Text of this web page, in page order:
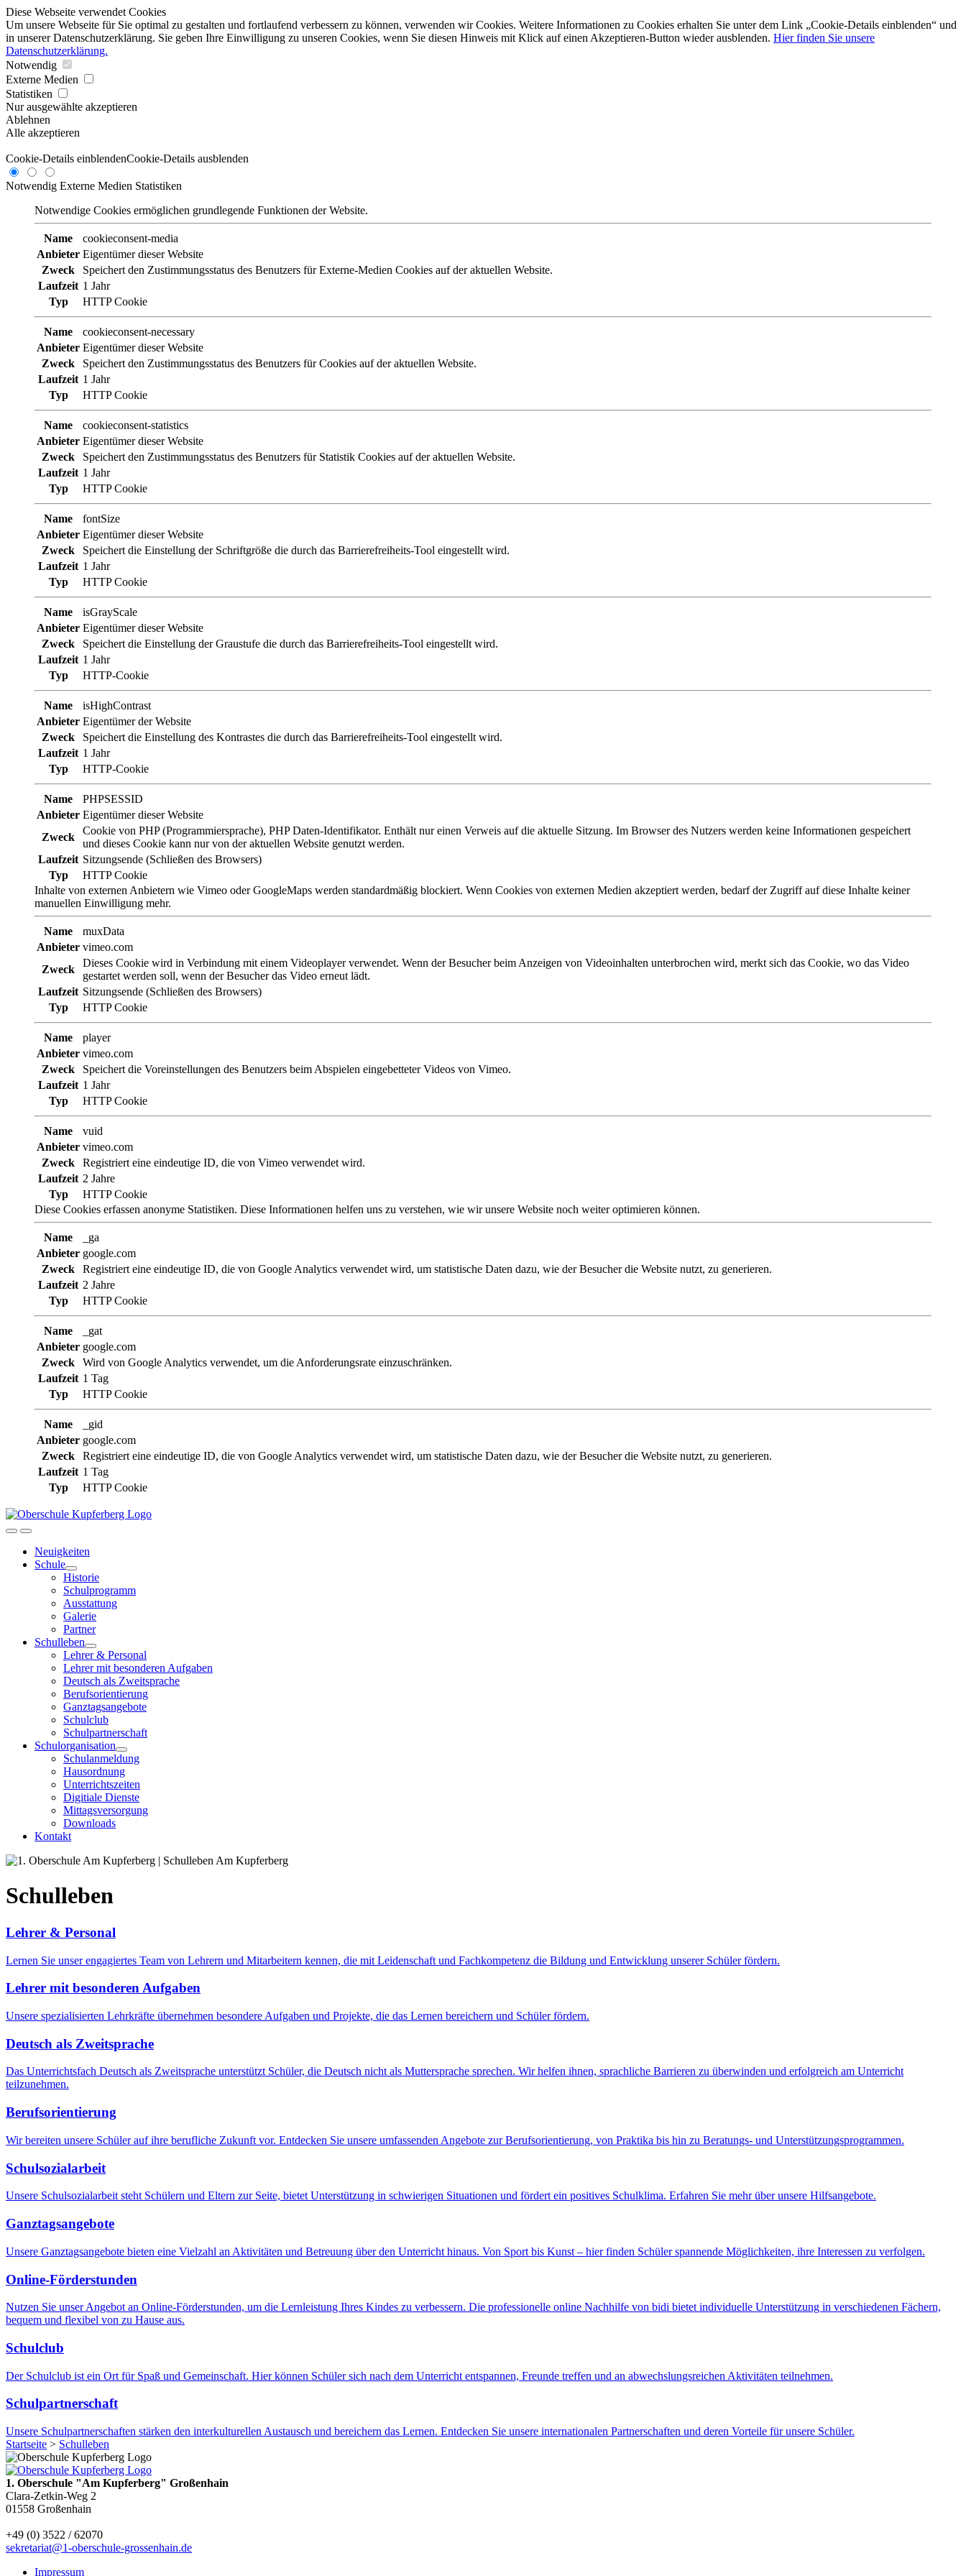
Diese Webseite verwendet Cookies
Um unsere Webseite für Sie optimal zu gestalten und fortlaufend verbessern zu können, verwenden wir Cookies. Weitere Informationen zu Cookies erhalten Sie unter dem Link „Cookie-Details einblenden“ und
in unserer Datenschutzerklärung. Sie geben Ihre Einwilligung zu unseren Cookies, wenn Sie diesen Hinweis mit Klick auf einen Akzeptieren-Button wieder ausblenden. Hier finden Sie unsere
Datenschutzerklärung.
Notwendig
Externe Medien
Statistiken
Nur ausgewählte akzeptieren
Ablehnen
Alle akzeptieren
Cookie-Details einblendenCookie-Details ausblenden
Notwendig Externe Medien Statistiken
Notwendige Cookies ermöglichen grundlegende Funktionen der Website.
Name
cookieconsent-media
Anbieter Eigentümer dieser Website
Zweck
Speichert den Zustimmungsstatus des Benutzers für Externe-Medien Cookies auf der aktuellen Website.
Laufzeit 1 Jahr
Typ
HTTP Cookie
Name
cookieconsent-necessary
Anbieter Eigentümer dieser Website
Zweck
Speichert den Zustimmungsstatus des Benutzers für Cookies auf der aktuellen Website.
Laufzeit 1 Jahr
Typ
HTTP Cookie
Name
cookieconsent-statistics
Anbieter Eigentümer dieser Website
Zweck
Speichert den Zustimmungsstatus des Benutzers für Statistik Cookies auf der aktuellen Website.
Laufzeit 1 Jahr
Typ
HTTP Cookie
Name
fontSize
Anbieter Eigentümer dieser Website
Zweck
Speichert die Einstellung der Schriftgröße die durch das Barrierefreiheits-Tool eingestellt wird.
Laufzeit 1 Jahr
Typ
HTTP Cookie
Name
isGrayScale
Anbieter Eigentümer dieser Website
Zweck
Speichert die Einstellung der Graustufe die durch das Barrierefreiheits-Tool eingestellt wird.
Laufzeit 1 Jahr
Typ
HTTP-Cookie
Name
isHighContrast
Anbieter Eigentümer der Website
Zweck
Speichert die Einstellung des Kontrastes die durch das Barrierefreiheits-Tool eingestellt wird.
Laufzeit 1 Jahr
Typ
HTTP-Cookie
Name
PHPSESSID
Anbieter Eigentümer dieser Website
Zweck
Cookie von PHP (Programmiersprache), PHP Daten-Identifikator. Enthält nur einen Verweis auf die aktuelle Sitzung. Im Browser des Nutzers werden keine Informationen gespeichert
und dieses Cookie kann nur von der aktuellen Website genutzt werden.
Laufzeit Sitzungsende (Schließen des Browsers)
Typ
HTTP Cookie
Inhalte von externen Anbietern wie Vimeo oder GoogleMaps werden standardmäßig blockiert. Wenn Cookies von externen Medien akzeptiert werden, bedarf der Zugriff auf diese Inhalte keiner
manuellen Einwilligung mehr.
Name
muxData
Anbieter vimeo.com
Zweck
Dieses Cookie wird in Verbindung mit einem Videoplayer verwendet. Wenn der Besucher beim Anzeigen von Videoinhalten unterbrochen wird, merkt sich das Cookie, wo das Video
gestartet werden soll, wenn der Besucher das Video erneut lädt.
Laufzeit Sitzungsende (Schließen des Browsers)
Typ
HTTP Cookie
Name
player
Anbieter vimeo.com
Zweck
Speichert die Voreinstellungen des Benutzers beim Abspielen eingebetteter Videos von Vimeo.
Laufzeit 1 Jahr
Typ
HTTP Cookie
Name
vuid
Anbieter vimeo.com
Zweck
Registriert eine eindeutige ID, die von Vimeo verwendet wird.
Laufzeit 2 Jahre
Typ
HTTP Cookie
Diese Cookies erfassen anonyme Statistiken. Diese Informationen helfen uns zu verstehen, wie wir unsere Website noch weiter optimieren können.
Name
_ga
Anbieter google.com
Zweck
Registriert eine eindeutige ID, die von Google Analytics verwendet wird, um statistische Daten dazu, wie der Besucher die Website nutzt, zu generieren.
Laufzeit 2 Jahre
Typ
HTTP Cookie
Name
_gat
Anbieter google.com
Zweck
Wird von Google Analytics verwendet, um die Anforderungsrate einzuschränken.
Laufzeit 1 Tag
Typ
HTTP Cookie
Name
_gid
Anbieter google.com
Zweck
Registriert eine eindeutige ID, die von Google Analytics verwendet wird, um statistische Daten dazu, wie der Besucher die Website nutzt, zu generieren.
Laufzeit 1 Tag
Typ
HTTP Cookie
Neuigkeiten
Schule
Historie
Schulprogramm
Ausstattung
Galerie
Partner
Schulleben
Lehrer & Personal
Lehrer mit besonderen Aufgaben
Deutsch als Zweitsprache
Berufsorientierung
Ganztagsangebote
Schulclub
Schulpartnerschaft
Schulorganisation
Schulanmeldung
Hausordnung
Unterrichtszeiten
Digitiale Dienste
Mittagsversorgung
Downloads
Kontakt
Schulleben
Lehrer & Personal
Lernen Sie unser engagiertes Team von Lehrern und Mitarbeitern kennen, die mit Leidenschaft und Fachkompetenz die Bildung und Entwicklung unserer Schüler fördern.
Lehrer mit besonderen Aufgaben
Unsere spezialisierten Lehrkräfte übernehmen besondere Aufgaben und Projekte, die das Lernen bereichern und Schüler fördern.
Deutsch als Zweitsprache
Das Unterrichtsfach Deutsch als Zweitsprache unterstützt Schüler, die Deutsch nicht als Muttersprache sprechen. Wir helfen ihnen, sprachliche Barrieren zu überwinden und erfolgreich am Unterricht
teilzunehmen.
Berufsorientierung
Wir bereiten unsere Schüler auf ihre berufliche Zukunft vor. Entdecken Sie unsere umfassenden Angebote zur Berufsorientierung, von Praktika bis hin zu Beratungs- und Unterstützungsprogrammen.
Schulsozialarbeit
Unsere Schulsozialarbeit steht Schülern und Eltern zur Seite, bietet Unterstützung in schwierigen Situationen und fördert ein positives Schulklima. Erfahren Sie mehr über unsere Hilfsangebote.
Ganztagsangebote
Unsere Ganztagsangebote bieten eine Vielzahl an Aktivitäten und Betreuung über den Unterricht hinaus. Von Sport bis Kunst – hier finden Schüler spannende Möglichkeiten, ihre Interessen zu verfolgen.
Online-Förderstunden
Nutzen Sie unser Angebot an Online-Förderstunden, um die Lernleistung Ihres Kindes zu verbessern. Die professionelle online Nachhilfe von bidi bietet individuelle Unterstützung in verschiedenen Fächern,
bequem und flexibel von zu Hause aus.
Schulclub
Der Schulclub ist ein Ort für Spaß und Gemeinschaft. Hier können Schüler sich nach dem Unterricht entspannen, Freunde treffen und an abwechslungsreichen Aktivitäten teilnehmen.
Schulpartnerschaft
Unsere Schulpartnerschaften stärken den interkulturellen Austausch und bereichern das Lernen. Entdecken Sie unsere internationalen Partnerschaften und deren Vorteile für unsere Schüler.
Startseite > Schulleben
1. Oberschule "Am Kupferberg" Großenhain
Clara-Zetkin-Weg 2
01558 Großenhain
+49 (0) 3522 / 62070
sekretariat@1-oberschule-grossenhain.de
Impressum